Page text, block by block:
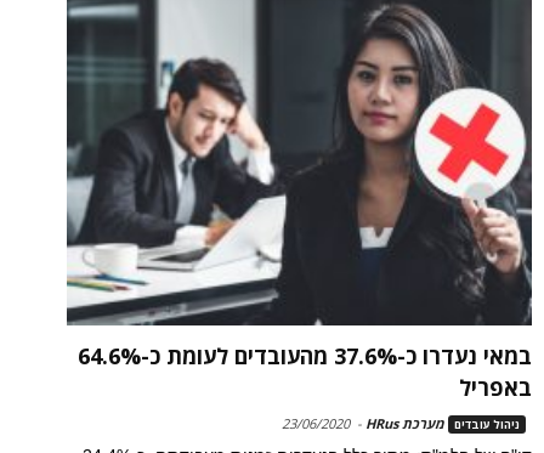
במאי נעדרו כ-37.6% מהעובדים לעומת כ-64.6%
באפריל
ניהול עובדים מערכת HRus -
23/06/2020